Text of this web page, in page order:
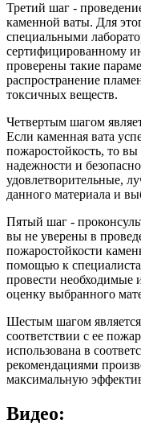
Третий шаг -
каменной ваты. Для
специальными
сертифицированному
проверены такие
распространение
токсичных веществ.
Четвертым шагом
Если каменная вата
пожаростойкость, то
надежности и
удовлетворительные,
данного материала и
Пятый шаг -
вы не уверены в
пожаростойкости
помощью к
провести необходимые
оценку выбранного
Шестым шагом
соответствии с ее
использована в
рекомендациями
максимальную
Видео: